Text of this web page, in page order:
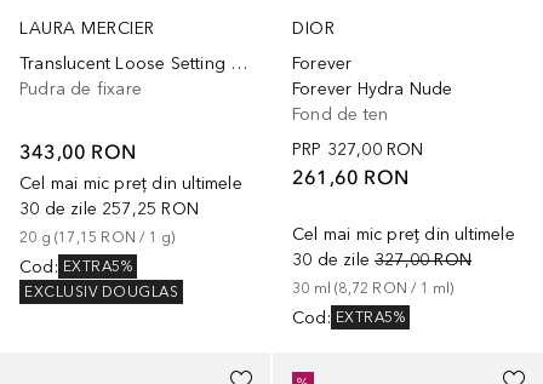
LAURA MERCIER
Translucent Loose Setting Powder Ultra Blur
Pudra de fixare
343,00 RON
Cel mai mic preț din ultimele
30 de zile 257,25 RON
20 g (17,15 RON / 1 g)
Cod : EXTRA5%
EXCLUSIV DOUGLAS
DIOR
Forever
Forever Hydra Nude
Fond de ten
PRP 327,00 RON
261,60 RON
Cel mai mic preț din ultimele
30 de zile 327,00 RON
30 ml (8,72 RON / 1 ml)
Cod : EXTRA5%
+12